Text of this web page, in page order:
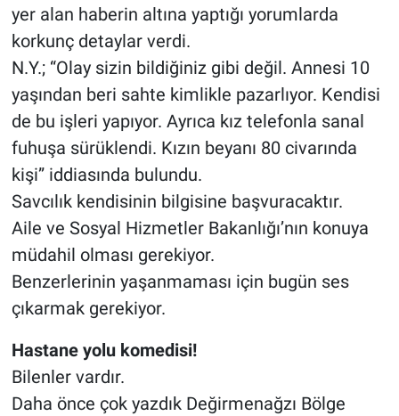
yer alan haberin altına yaptığı yorumlarda
korkunç detaylar verdi.
N.Y.; “Olay sizin bildiğiniz gibi değil. Annesi 10
yaşından beri sahte kimlikle pazarlıyor. Kendisi
de bu işleri yapıyor. Ayrıca kız telefonla sanal
fuhuşa sürüklendi. Kızın beyanı 80 civarında
kişi” iddiasında bulundu.
Savcılık kendisinin bilgisine başvuracaktır.
Aile ve Sosyal Hizmetler Bakanlığı’nın konuya
müdahil olması gerekiyor.
Benzerlerinin yaşanmaması için bugün ses
çıkarmak gerekiyor.
Hastane yolu komedisi!
Bilenler vardır.
Daha önce çok yazdık Değirmenağzı Bölge